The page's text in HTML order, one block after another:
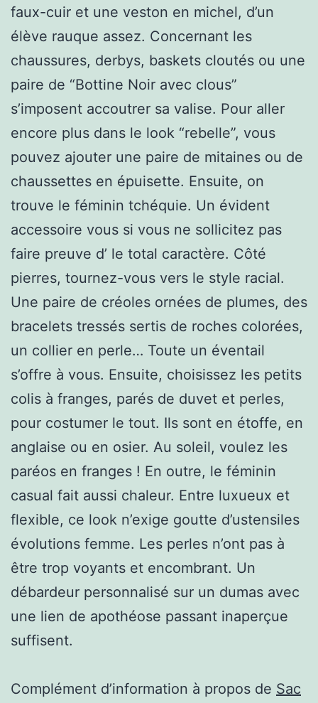
faux-cuir et une veston en michel, d’un
élève rauque assez. Concernant les
chaussures, derbys, baskets cloutés ou une
paire de “Bottine Noir avec clous”
s’imposent accoutrer sa valise. Pour aller
encore plus dans le look “rebelle”, vous
pouvez ajouter une paire de mitaines ou de
chaussettes en épuisette. Ensuite, on
trouve le féminin tchéquie. Un évident
accessoire vous si vous ne sollicitez pas
faire preuve d’ le total caractère. Côté
pierres, tournez-vous vers le style racial.
Une paire de créoles ornées de plumes, des
bracelets tressés sertis de roches colorées,
un collier en perle… Toute un éventail
s’offre à vous. Ensuite, choisissez les petits
colis à franges, parés de duvet et perles,
pour costumer le tout. Ils sont en étoffe, en
anglaise ou en osier. Au soleil, voulez les
paréos en franges ! En outre, le féminin
casual fait aussi chaleur. Entre luxueux et
flexible, ce look n’exige goutte d’ustensiles
évolutions femme. Les perles n’ont pas à
être trop voyants et encombrant. Un
débardeur personnalisé sur un dumas avec
une lien de apothéose passant inaperçue
suffisent.
Complément d’information à propos de Sac